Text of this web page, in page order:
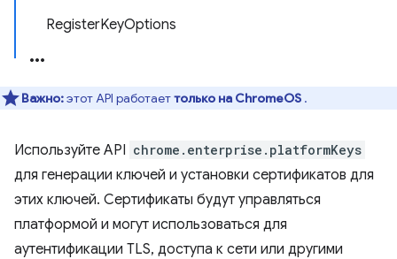
RegisterKeyOptions
Важно:этот API работаеттолько на ChromeOS .
Используйте API chrome.enterprise.platformKeys
для генерации ключей и установки сертификатов для
этих ключей. Сертификаты будут управляться
платформой и могут использоваться для
аутентификации TLS, доступа к сети или другими